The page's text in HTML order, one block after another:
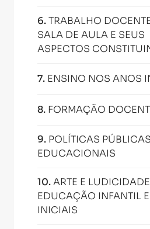
6.TRABALHO
SALA DE AULA E SEUS
ASPECTOS
7. ENSINO NOS ANOS
8. FORMAÇÃO
9. POLÍTICAS PÚBLICAS
EDUCACIONAIS
10.ARTE E
EDUCAÇÃO INFANTIL
INICIAIS